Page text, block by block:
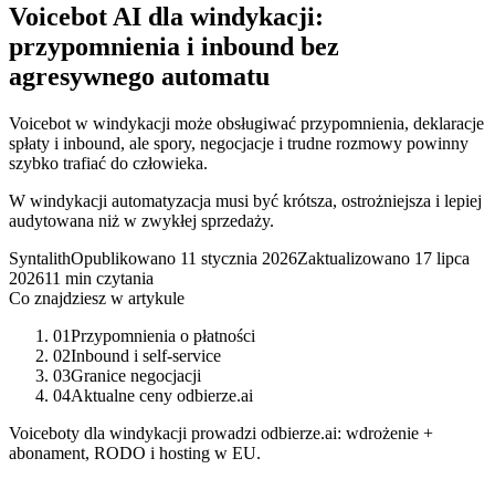
Voicebot AI dla windykacji:
przypomnienia i inbound bez
agresywnego automatu
Voicebot w windykacji może obsługiwać przypomnienia, deklaracje
spłaty i inbound, ale spory, negocjacje i trudne rozmowy powinny
szybko trafiać do człowieka.
W windykacji automatyzacja musi być krótsza, ostrożniejsza i lepiej
audytowana niż w zwykłej sprzedaży.
SyntalithOpublikowano 11 stycznia 2026Zaktualizowano 17 lipca
202611 min czytania
Co znajdziesz w artykule
01Przypomnienia o płatności
02Inbound i self-service
03Granice negocjacji
04Aktualne ceny odbierze.ai
Voiceboty dla windykacji prowadzi odbierze.ai: wdrożenie +
abonament, RODO i hosting w EU.